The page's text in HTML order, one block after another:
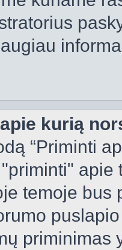
kurią
“Priminti
temoje bus
priminimas